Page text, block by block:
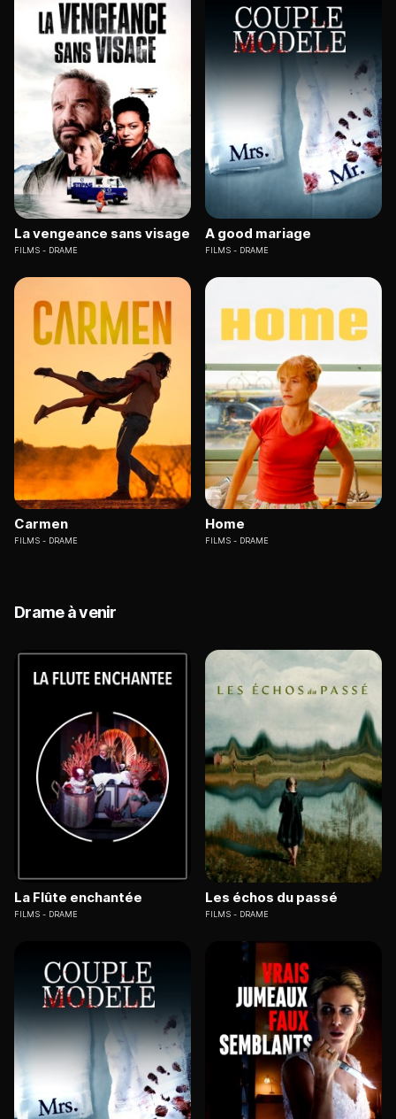
La vengeance sans visage
FILMS DRAME
A good mariage
FILMS DRAME
Carmen
FILMS DRAME
Home
FILMS DRAME
Drame à venir
La Flûte enchantée
FILMS DRAME
Les échos du passé
FILMS DRAME